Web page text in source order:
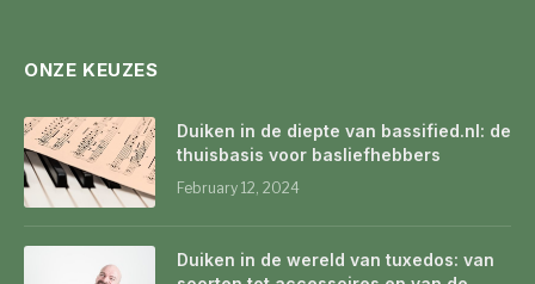
ONZE KEUZES
Duiken in de diepte van bassified.nl: de
thuisbasis voor basliefhebbers
February 12, 2024
Duiken in de wereld van tuxedos: van